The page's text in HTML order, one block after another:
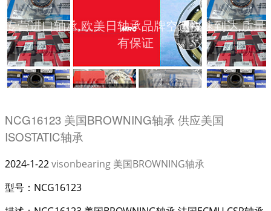
专营进口轴承,欧美日轴承品牌空运快速到达,质量
有保证
NCG16123 美国BROWNING轴承 供应美国
ISOSTATIC轴承
2024-1-22visonbearing 美国BROWNING轴承
型号：NCG16123